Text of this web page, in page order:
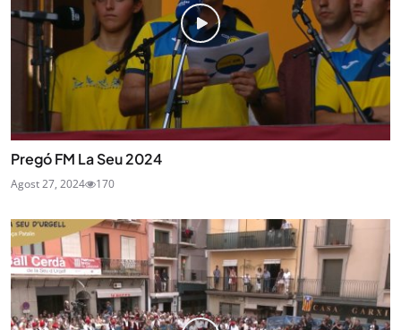
Pregó FM La Seu 2024
Agost 27, 2024 170